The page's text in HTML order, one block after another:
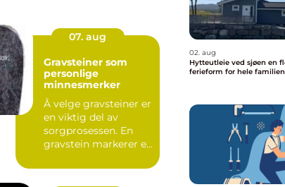
07. aug
Gravsteiner som
personlige
minnesmerker
Å velge gravsteiner er
en viktig del av
sorgprosessen. En
gravstein markerer et
02. aug
Hytteutleie ved sjøen en fleksibel
ferieform for hele familien